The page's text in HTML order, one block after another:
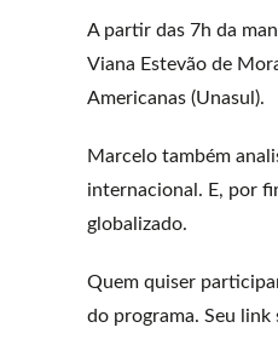
A partir das 7h da
Viana Estevão de
Americanas (Unasul).
Marcelo também
internacional. E, por
globalizado.
Quem quiser
do programa. Seu